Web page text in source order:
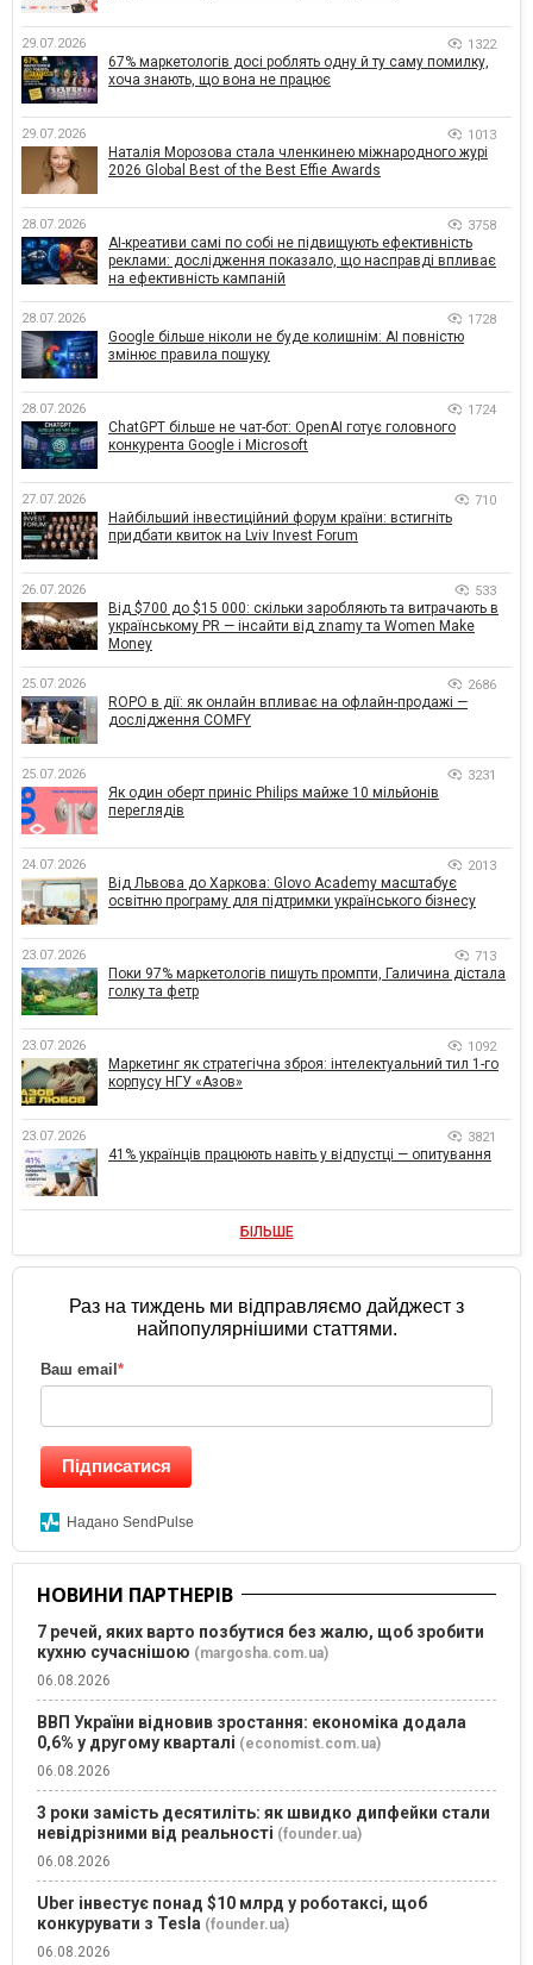
29.07.2026 1322
67% маркетологів досі роблять одну й ту саму помилку,
хоча знають, що вона не працює
29.07.2026 1013
Наталія Морозова стала членкинею міжнародного журі
2026 Global Best of the Best Effie Awards
28.07.2026 3758
AI-креативи самі по собі не підвищують ефективність
реклами: дослідження показало, що насправді впливає
на ефективність кампаній
28.07.2026 1728
Google більше ніколи не буде колишнім: AI повністю
змінює правила пошуку
28.07.2026 1724
ChatGPT більше не чат-бот: OpenAI готує головного
конкурента Google і Microsoft
27.07.2026 710
Найбільший інвестиційний форум країни: встигніть
придбати квиток на Lviv Invest Forum
26.07.2026 533
Від $700 до $15 000: скільки заробляють та витрачають в
українському PR — інсайти від znamy та Women Make
Money
25.07.2026 2686
ROPO в дії: як онлайн впливає на офлайн-продажі —
дослідження COMFY
25.07.2026 3231
Як один оберт приніс Philips майже 10 мільйонів
переглядів
24.07.2026 2013
Від Львова до Харкова: Glovo Academy масштабує
освітню програму для підтримки українського бізнесу
23.07.2026 713
Поки 97% маркетологів пишуть промпти, Галичина дістала
голку та фетр
23.07.2026 1092
Маркетинг як стратегічна зброя: інтелектуальний тил 1-го
корпусу НГУ «Азов»
23.07.2026 3821
41% українців працюють навіть у відпустці — опитування
БІЛЬШЕ
Раз на тиждень ми відправляємо дайджест з
найпопулярнішими статтями.
Ваш email *
Підписатися
Надано SendPulse
НОВИНИ ПАРТНЕРІВ
7 речей, яких варто позбутися без жалю, щоб зробити
кухню сучаснішою (margosha.com.ua)
06.08.2026
ВВП України відновив зростання: економіка додала
0,6% у другому кварталі (economist.com.ua)
06.08.2026
3 роки замість десятиліть: як швидко дипфейки стали
невідрізними від реальності (founder.ua)
06.08.2026
Uber інвестує понад $10 млрд у роботаксі, щоб
конкурувати з Tesla (founder.ua)
06.08.2026